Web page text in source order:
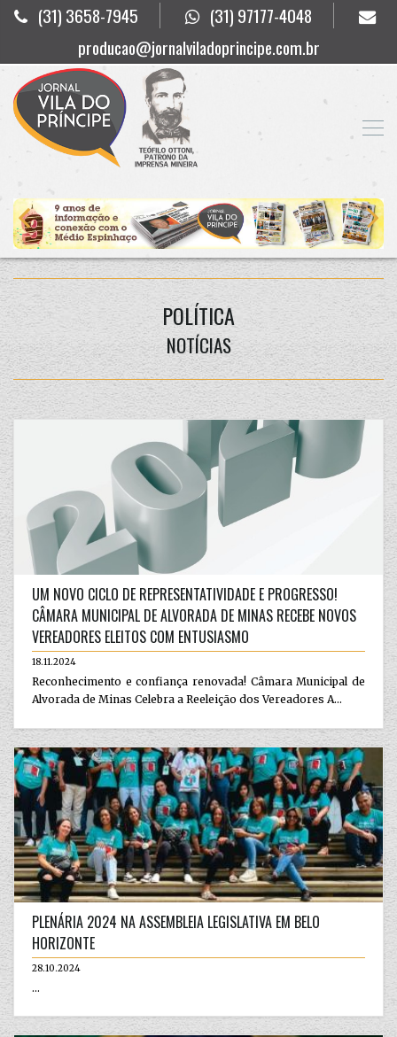
(31) 3658-7945
(31) 97177-4048
producao@jornalviladoprincipe.com.br
POLÍTICA
NOTÍCIAS
UM NOVO CICLO DE REPRESENTATIVIDADE E PROGRESSO!
CÂMARA MUNICIPAL DE ALVORADA DE MINAS RECEBE NOVOS
VEREADORES ELEITOS COM ENTUSIASMO
18.11.2024
Reconhecimento e confiança renovada! Câmara Municipal de
Alvorada de Minas Celebra a Reeleição dos Vereadores A...
PLENÁRIA 2024 NA ASSEMBLEIA LEGISLATIVA EM BELO
HORIZONTE
28.10.2024
...